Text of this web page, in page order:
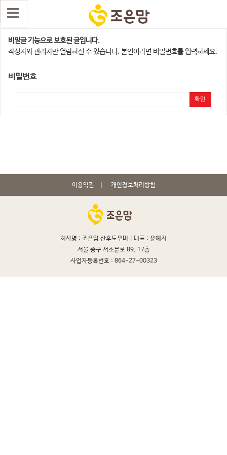
청주점
비밀글 기능으로 보호된 글입니다.
작성자와 관리자만 열람하실 수 있습니다. 본인이라면 비밀번호를 입력하세요.
비밀번호
확인
이용약관 개인정보처리방침
회사명 : 조은맘 산후도우미 | 대표 : 윤예지
서울 중구 서소문로 89, 17층
사업자등록번호 : 864-27-00323